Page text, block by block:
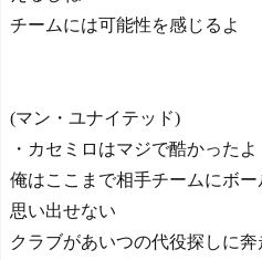
チームには可能性を感じるよ
(マン・ユナイテッド)
・カセミロはマジで酷かったよ
俺はここまで相手チームにボ
思い出せない
クラブがあいつの代役探しに